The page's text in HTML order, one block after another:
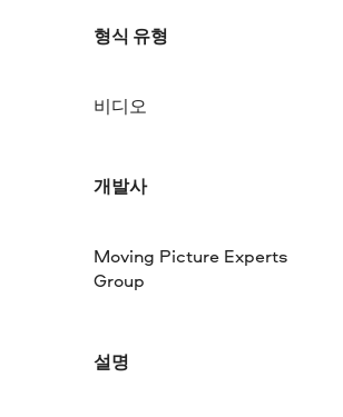
형식 유형
비디오
개발사
Moving Picture Experts
Group
설명